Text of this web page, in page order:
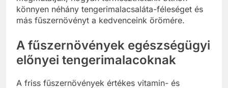
könnyen néhány tengerimalacsaláta-féleséget és
más fűszernövényt a kedvenceink örömére.
A fűszernövények egészségügyi
előnyei tengerimalacoknak
A friss fűszernövények értékes vitamin- és